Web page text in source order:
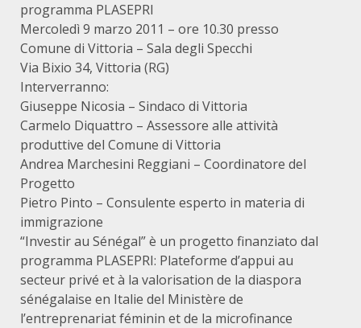
programma PLASEPRI
Mercoledì 9 marzo 2011 – ore 10.30 presso
Comune di Vittoria – Sala degli Specchi
Via Bixio 34, Vittoria (RG)
Interverranno:
Giuseppe Nicosia – Sindaco di Vittoria
Carmelo Diquattro – Assessore alle attività
produttive del Comune di Vittoria
Andrea Marchesini Reggiani – Coordinatore del
Progetto
Pietro Pinto – Consulente esperto in materia di
immigrazione
“Investir au Sénégal” è un progetto finanziato dal
programma PLASEPRI: Plateforme d’appui au
secteur privé et à la valorisation de la diaspora
sénégalaise en Italie del Ministère de
l’entreprenariat féminin et de la microfinance